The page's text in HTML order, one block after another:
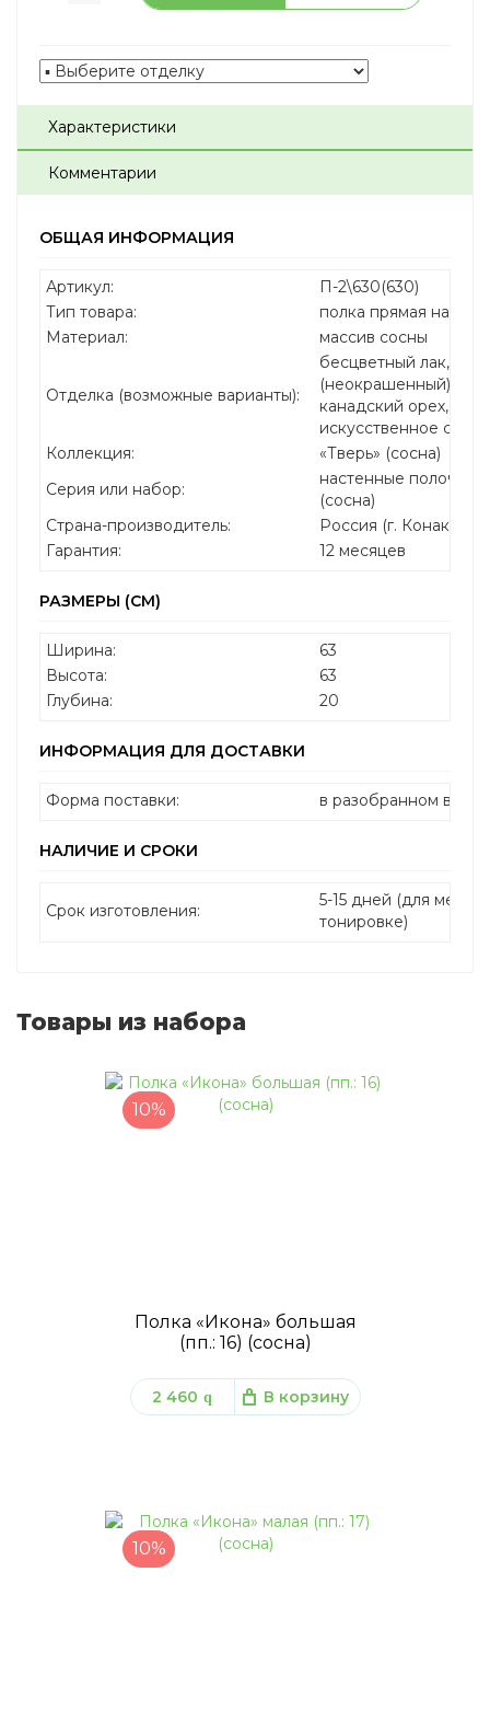
Характеристики
Комментарии
ОБЩАЯ ИНФОРМАЦИЯ
Артикул:
П-2\630(630)
Тип товара:
полка прямая
Материал:
массив сосны
Отделка (возможные варианты):
бесцветный лак, без
(неокрашенный),
канадский орех, дуб,
искусственное
Коллекция:
«Тверь» (сосна)
Серия или набор:
настенные полочки
(сосна)
Страна-производитель:
Россия (г. Конаково)
Гарантия:
12 месяцев
РАЗМЕРЫ (СМ)
Ширина:
63
Высота:
63
Глубина:
20
ИНФОРМАЦИЯ ДЛЯ ДОСТАВКИ
Форма поставки: в разобранном виде
НАЛИЧИЕ И СРОКИ
Срок изготовления:
5-15 дней (для
тонировке)
Товары из набора
10%
Полка «Икона» большая
(пп.: 16) (сосна)
2 460 q В корзину
10%